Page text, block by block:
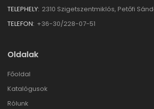
TELEPHELY: 2310 Szigetszentmiklós, Petőfi
TELEFON: +36-30/228-07-51
Oldalak
Főoldal
Katalógusok
Rólunk